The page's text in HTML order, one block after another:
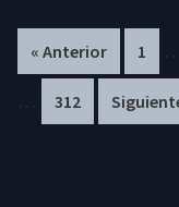
« Anterior Page
1
… Page
312